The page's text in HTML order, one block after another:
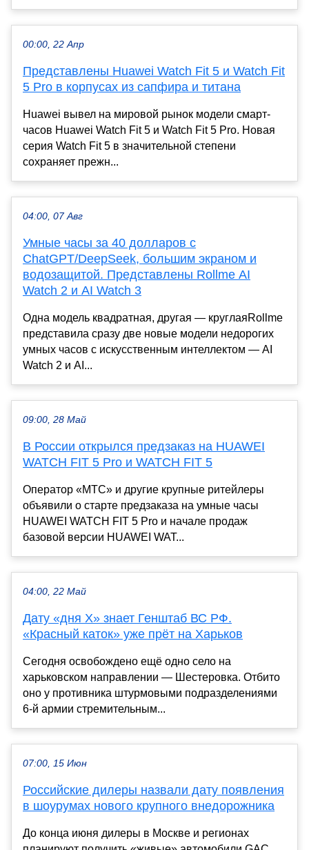
00:00, 22 Апр
Представлены Huawei Watch Fit 5 и Watch Fit
5 Pro в корпусах из сапфира и титана
Huawei вывел на мировой рынок модели смарт-
часов Huawei Watch Fit 5 и Watch Fit 5 Pro. Новая
серия Watch Fit 5 в значительной степени
сохраняет прежн...
04:00, 07 Авг
Умные часы за 40 долларов с
ChatGPT/DeepSeek, большим экраном и
водозащитой. Представлены Rollme AI
Watch 2 и AI Watch 3
Одна модель квадратная, другая — круглаяRollme
представила сразу две новые модели недорогих
умных часов с искусственным интеллектом — AI
Watch 2 и AI...
09:00, 28 Май
В России открылся предзаказ на HUAWEI
WATCH FIT 5 Pro и WATCH FIT 5
Оператор «МТС» и другие крупные ритейлеры
объявили о старте предзаказа на умные часы
HUAWEI WATCH FIT 5 Pro и начале продаж
базовой версии HUAWEI WAT...
04:00, 22 Май
Дату «дня Х» знает Генштаб ВС РФ.
«Красный каток» уже прёт на Харьков
Сегодня освобождено ещё одно село на
харьковском направлении — Шестеровка. Отбито
оно у противника штурмовыми подразделениями
6-й армии стремительным...
07:00, 15 Июн
Российские дилеры назвали дату появления
в шоурумах нового крупного внедорожника
До конца июня дилеры в Москве и регионах